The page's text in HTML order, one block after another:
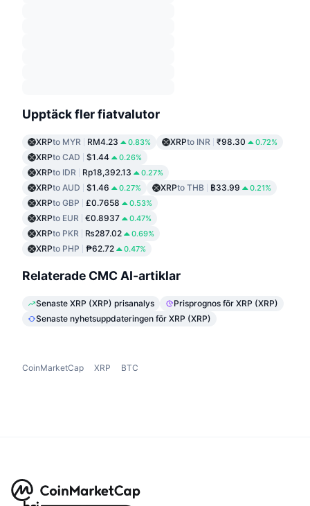
Upptäck fler fiatvalutor
XRPto MYR RM4.23 0.83% XRPto INR ₹98.30 0.72%
XRPto CAD $1.44 0.26%
XRPto IDR Rp18,392.13 0.27%
XRPto AUD $1.46 0.27% XRPto THB ฿33.99 0.21%
XRPto GBP £0.7658 0.53%
XRPto EUR €0.8937 0.47%
XRPto PKR ₨287.02 0.69%
XRPto PHP ₱62.72 0.47%
Relaterade CMC AI-artiklar
Senaste XRP (XRP) prisanalys
Prisprognos för XRP (XRP)
Senaste nyhetsuppdateringen för XRP (XRP)
CoinMarketCap XRP BTC